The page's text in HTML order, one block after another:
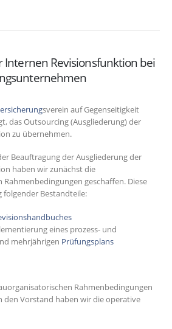
Internen Revisionsfunktion bei
sverein auf Gegenseitigkeit
das Outsourcing (Ausgliederung) der
zu übernehmen.
Beauftragung der Ausgliederung der
haben wir zunächst die
geschaffen. Diese
folgender Bestandteile:
eines prozess- und
mehrjährigen Prüfungsplans
Rahmenbedingungen
den Vorstand haben wir die operative